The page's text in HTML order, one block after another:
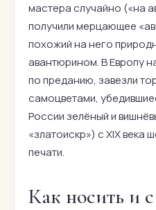
мастера случайно («на
получили мерцающее
похожий на него
авантюрином. В Европу
по преданию, завезли
самоцветами,
России зелёный и
«златоискр») с XIX века
печати.
Как носить и с